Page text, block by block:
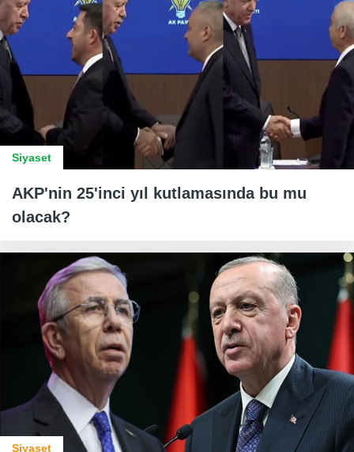
Siyaset
AKP'nin 25'inci yıl kutlamasında bu mu
olacak?
Siyaset